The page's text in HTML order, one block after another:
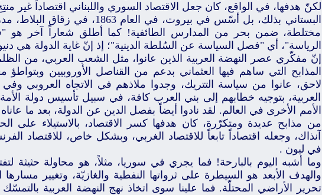
لكنّ هدفها، في الواقع، كان جعل الاقتصاد السوري واللبناني اقتصاداً غير
البستاني بذلك، بل أسّس في بيروت، في العام
مختلطة، ضمن بحر من المدارس الطائفية! كما أطلق شعاراً آخر
الرياسة"، أي "فصل السياسة عن السُلطة الدينية"؛ إذ إنّ غاية الدولة هي
إنّ مفكّري عصر النهضة العربية الذين عانوا، مثل الشعب العربي، من
المذابح التي ساهم فيها العثماني بدعم من القناصل الأوروبيين
لاحق، عانوا من سياسة التتريك، وجدوا ملاذهم في الاتجاه العروبي وفي
العربية، بتوجيه خطابهم إلى بني العرب كافة، في سبيل تأسيس دولة
الأمم الأخرى في العالم. لقد نادوا أيضاً بفصل الدين عن الدولة، بعد ما
من مذابح عديدة ومتكرّرة، كان هدفها كسر الاقتصاد، بالاستيلاء على
آنذاك، وجعله اقتصاداً تابعاً للاقتصاد الغربي، وبشكل خاص، للاقتصاد
في ليون .
وما أشبه اليوم بالبارحة! فما يجري في سوريا، مثلاً، هو محاولة حثيثة
والهدف الأبعد هو السيطرة على ثرواتها النفطية والغازيّة، وتغيير مسارها
تحرير الأراضي المحتلّة. فما علينا سوى اتخاذ نهج النهضة العربية بالتمسّك